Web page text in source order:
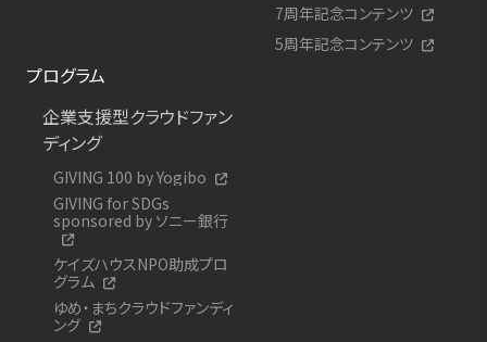
7周年記念コンテンツ
5周年記念コンテンツ
プログラム
企業支援型クラウドファン
ディング
GIVING 100 by Yogibo
GIVING for SDGs
sponsored by ソニー銀行
ケイズハウスNPO助成プロ
グラム
ゆめ・まちクラウドファンディ
ング